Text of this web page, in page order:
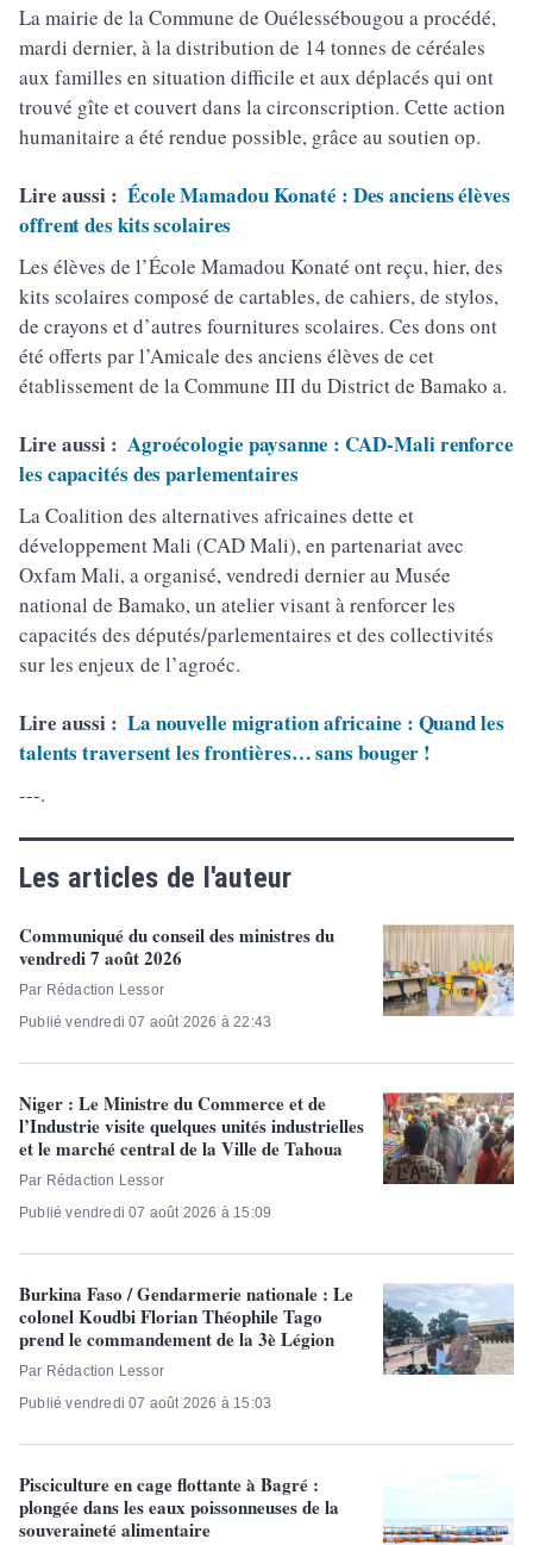
La mairie de la Commune de Ouélessébougou a procédé,
mardi dernier, à la distribution de 14 tonnes de céréales
aux familles en situation difficile et aux déplacés qui ont
trouvé gîte et couvert dans la circonscription. Cette action
humanitaire a été rendue possible, grâce au soutien op.
Lire aussi : École Mamadou Konaté : Des anciens élèves
offrent des kits scolaires
Les élèves de l’École Mamadou Konaté ont reçu, hier, des
kits scolaires composé de cartables, de cahiers, de stylos,
de crayons et d’autres fournitures scolaires. Ces dons ont
été offerts par l’Amicale des anciens élèves de cet
établissement de la Commune III du District de Bamako a.
Lire aussi : Agroécologie paysanne : CAD-Mali renforce
les capacités des parlementaires
La Coalition des alternatives africaines dette et
développement Mali (CAD Mali), en partenariat avec
Oxfam Mali, a organisé, vendredi dernier au Musée
national de Bamako, un atelier visant à renforcer les
capacités des députés/parlementaires et des collectivités
sur les enjeux de l’agroéc.
Lire aussi : La nouvelle migration africaine : Quand les
talents traversent les frontières… sans bouger !
---.
Les articles de l'auteur
Communiqué du conseil des ministres du
vendredi 7 août 2026
Par Rédaction Lessor
Publié vendredi 07 août 2026 à 22:43
Niger : Le Ministre du Commerce et de
l’Industrie visite quelques unités industrielles
et le marché central de la Ville de Tahoua
Par Rédaction Lessor
Publié vendredi 07 août 2026 à 15:09
Burkina Faso / Gendarmerie nationale : Le
colonel Koudbi Florian Théophile Tago
prend le commandement de la 3è Légion
Par Rédaction Lessor
Publié vendredi 07 août 2026 à 15:03
Pisciculture en cage flottante à Bagré :
plongée dans les eaux poissonneuses de la
souveraineté alimentaire